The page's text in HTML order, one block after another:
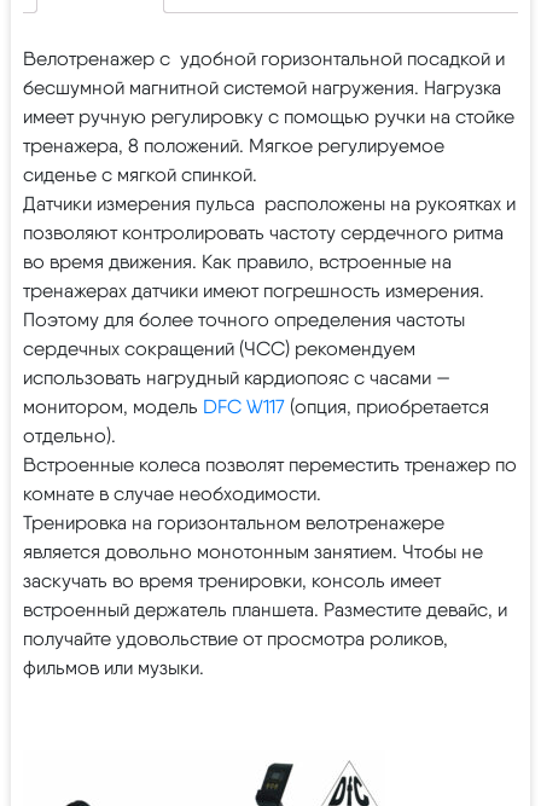
Велотренажер с удобной горизонтальной посадкой и
бесшумной магнитной системой нагружения. Нагрузка
имеет ручную регулировку с помощью ручки на стойке
тренажера, 8 положений. Мягкое регулируемое
сиденье с мягкой спинкой.
Датчики измерения пульса расположены на рукоятках и
позволяют контролировать частоту сердечного ритма
во время движения. Как правило, встроенные на
тренажерах датчики имеют погрешность измерения.
Поэтому для более точного определения частоты
сердечных сокращений (ЧСС) рекомендуем
использовать нагрудный кардиопояс с часами —
монитором, модель DFC W117 (опция, приобретается
отдельно).
Встроенные колеса позволят переместить тренажер по
комнате в случае необходимости.
Тренировка на горизонтальном велотренажере
является довольно монотонным занятием. Чтобы не
заскучать во время тренировки, консоль имеет
встроенный держатель планшета. Разместите девайс, и
получайте удовольствие от просмотра роликов,
фильмов или музыки.